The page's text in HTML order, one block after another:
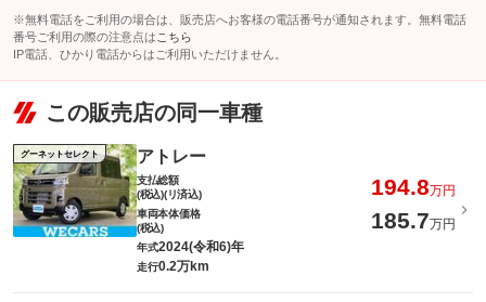
※無料電話をご利用の場合は、販売店へお客様の電話番号が通知されます。無料電話
番号ご利用の際の注意点は こちら
IP電話、ひかり電話からはご利用いただけません。
この販売店の同一車種
グーネットセレクト アトレー
支払総額
(税込)(リ済込)
194.8万円
車両本体価格
(税込)
185.7万円
年式2024(令和6)年
走行0.2万km